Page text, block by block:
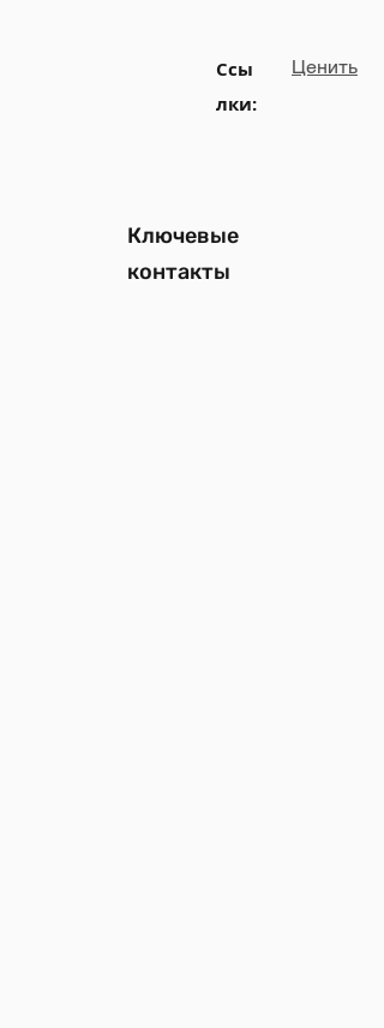
Ссы
лки:
Ценить
Ключевые
контакты